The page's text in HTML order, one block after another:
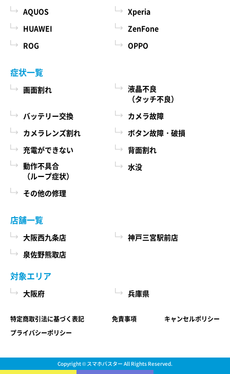
AQUOS
Xperia
HUAWEI
ZenFone
ROG
OPPO
症状一覧
画面割れ
液晶不良
（タッチ不良）
バッテリー交換
カメラ故障
カメラレンズ割れ
ボタン故障・破損
充電ができない
背面割れ
動作不具合
（ループ症状）
水没
その他の修理
店舗一覧
大阪西九条店
神戸三宮駅前店
泉佐野熊取店
対象エリア
大阪府 兵庫県
特定商取引法に基づく表記 免責事項
キャンセルポリシー
プライバシーポリシー
Copyright ©スマホバスター All Rights Reserved.